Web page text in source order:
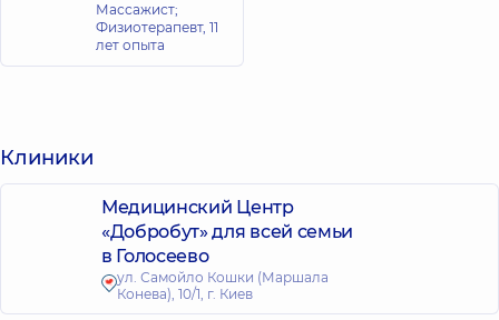
Массажист;
Физиотерапевт, 11
лет опыта
Клиники
Медицинский Центр
«Добробут» для всей семьи
в Голосеево
ул. Самойло Кошки (Маршала
Конева), 10/1, г. Киев